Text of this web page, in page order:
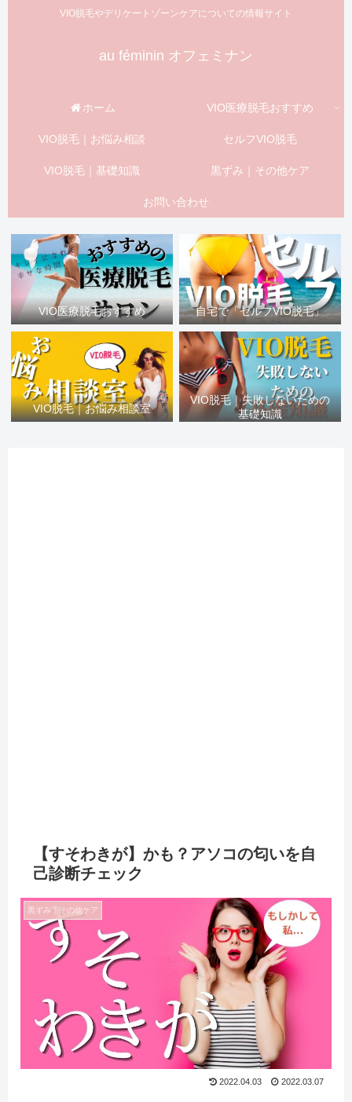
VIO脱毛やデリケートゾーンケアについての情報サイト
au féminin オフェミナン
ホーム VIO医療脱毛おすすめ
VIO脱毛｜お悩み相談 セルフVIO脱毛
VIO脱毛｜基礎知識 黒ずみ｜その他ケア
お問い合わせ
VIO医療脱毛おすすめ 自宅で「セルフVIO脱毛」
VIO脱毛｜お悩み相談室
VIO脱毛｜失敗しないための
基礎知識
【すそわきが】かも？アソコの匂いを自
己診断チェック
黒ずみ｜その他ケア
2022.04.03 2022.03.07